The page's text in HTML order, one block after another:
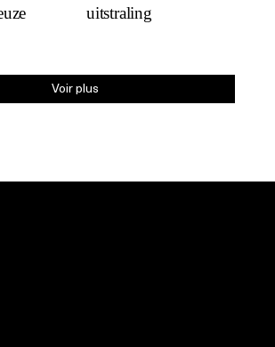
uitstraling
Voir plus